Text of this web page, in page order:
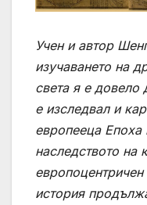
Учен и автор
изучаването на
света я е довело
е изследвал и
европееца Епоха
наследството на
европоцентричен
история